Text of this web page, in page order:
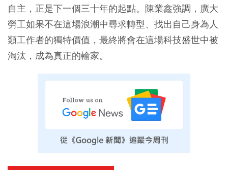
自主，正是下一個三十年的起點。陳業鑫強調，廣大
勞工如果不在這場浪潮中尋求轉型、找出自己身為人
類工作者的獨特價值，最終將會在這場科技盛世中被
淘汰，成為真正的輸家。